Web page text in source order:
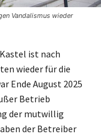
Vandalismus wieder
ist nach
wieder für die
Ende August 2025
Betrieb
der mutwillig
der Betreiber